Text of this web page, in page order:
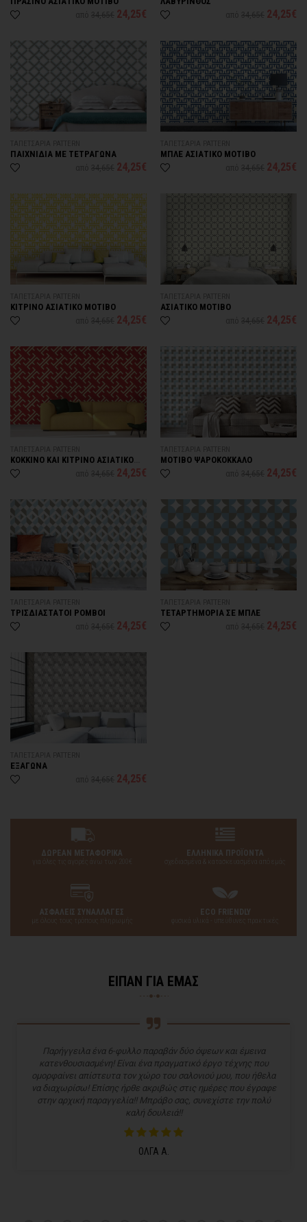
24,25€ 24,25€
ΠΑΙΧΝΙΔΙΑ ΜΕ ΤΕΤΡΑΓΩΝΑ
24,25€
ΜΠΛΕ ΑΣΙΑΤΙΚΟ ΜΟΤΙΒΟ
24,25€
ΚΙΤΡΙΝΟ ΑΣΙΑΤΙΚΟ ΜΟΤΙΒΟ
24,25€
ΑΣΙΑΤΙΚΟ ΜΟΤΙΒΟ
24,25€
ΚΟΚΚΙΝΟ KAI ΚΙΤΡΙΝΟ ΑΣΙΑΤΙΚΟ
ΜΟΤΙΒΟ
24,25€
ΜΟΤΙΒΟ ΨΑΡΟΚΟΚΚΑΛΟ
24,25€
ΤΡΙΣΔΙΑΣΤΑΤΟΙ ΡΟΜΒΟΙ
24,25€
ΤΕΤΑΡΤΗΜΟΡΙΑ ΣΕ ΜΠΛΕ
24,25€
ΕΞΑΓΩΝΑ
24,25€
ΔΩΡΕΑΝ ΜΕΤΑΦΟΡΙΚΑ
για όλες τις αγορές άνω των 200€
ΕΛΛΗΝΙΚΑ ΠΡΟΪΟΝΤΑ
σχεδιασμένα & κατασκευασμένα από εμάς
ΑΣΦΑΛΕΙΣ ΣΥΝΑΛΛΑΓΕΣ
με όλους τους τρόπους πληρωμής
ECO FRIENDLY
φυσικά υλικά - υπεύθυνες πρακτικές
ΕΙΠΑΝ ΓΙΑ ΕΜΑΣ
Παρήγγειλα ένα 6-φυλλο παραβάν δύο όψεων και έμεινα
κατενθουσιασμένη! Είναι ένα πραγματικό έργο τέχνης που
ομορφαίνει απίστευτα τον χώρο του σαλονιού μου, που ήθελα
να διαχωρίσω! Επίσης ήρθε ακριβώς στις ημέρες που έγραφε
στην αρχική παραγγελία!! Μπράβο σας, συνεχίστε την πολύ
καλή δουλειά!!
ΟΛΓΑ Α.